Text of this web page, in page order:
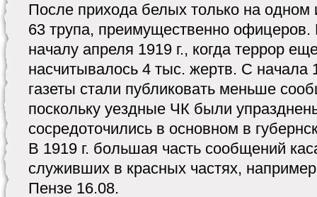
После прихода белых только на
63 трупа, преимущественно офицеров.
началу апреля 1919 г., когда террор
насчитывалось 4 тыс. жертв. С начала
газеты стали публиковать меньше
поскольку уездные ЧК были
сосредоточились в основном в
В 1919 г. большая часть сообщений
служивших в красных частях,
Пензе 16.08.